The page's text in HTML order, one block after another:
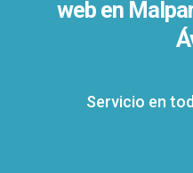
web en
Servicio en